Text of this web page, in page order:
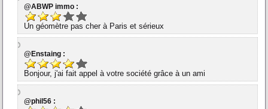
@ABWP immo :
Un géomètre pas cher à Paris et sérieux
@Enstaing :
Bonjour, j'ai fait appel à votre société grâce à un ami
@phil56 :